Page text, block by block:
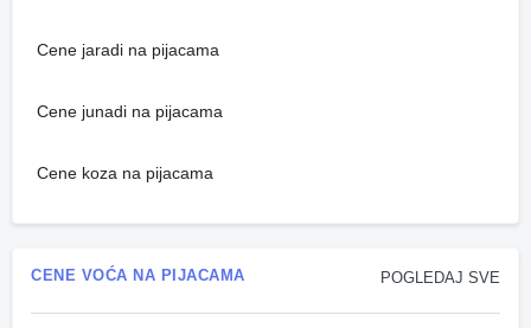
Cene jaradi na pijacama
Cene junadi na pijacama
Cene koza na pijacama
POGLEDAJ SVE
CENE VOĆA NA PIJACAMA